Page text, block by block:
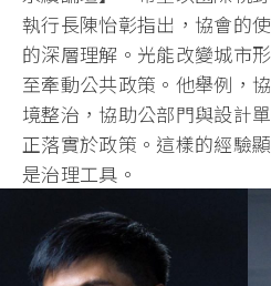
執行長陳怡彰指出，協會的
的深層理解。光能改變城市
至牽動公共政策。他舉例，
境整治，協助公部門與設計
正落實於政策。這樣的經驗
是治理工具。